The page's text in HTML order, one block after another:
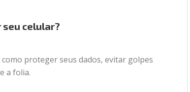
celular?
proteger seus dados, evitar golpes
a folia.